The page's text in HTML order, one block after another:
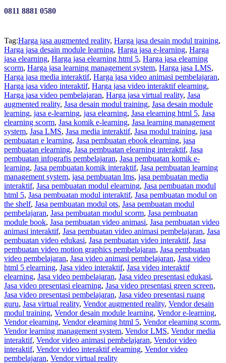
0811 8881 0580
Tag:Harga jasa augmented reality, Harga jasa desain modul training,
Harga jasa desain module learning, Harga jasa e-learning, Harga
jasa elearning, Harga jasa elearning html 5, Harga jasa elearning
scorm, Harga jasa learning management system, Harga jasa LMS,
Harga jasa media interaktif, Harga jasa video animasi pembelajaran,
Harga jasa video interaktif, Harga jasa video interaktif elearning,
Harga jasa video pembelajaran, Harga jasa virtual reality, Jasa
augmented reality, Jasa desain modul training, Jasa desain module
learning, jasa e-learning, jasa elearning, Jasa elearning html 5, Jasa
elearning scorm, Jasa komik e-learning, Jasa learning management
system, Jasa LMS, Jasa media interaktif, Jasa modul training, jasa
pembuatan e learning, Jasa pembuatan ebook elearning, jasa
pembuatan elearning, Jasa pembuatan elearning interaktif, Jasa
pembuatan infografis pembelajaran, Jasa pembuatan komik e-
learning, Jasa pembuatan komik interaktif, Jasa pembuatan learning
management system, jasa pembuatan lms, jasa pembuatan media
interaktif, Jasa pembuatan modul elearning, Jasa pembuatan modul
html 5, Jasa pembuatan modul interaktif, Jasa pembuatan modul on
the shelf, Jasa pembuatan modul ots, Jasa pembuatan modul
pembelajaran, Jasa pembuatan modul scorm, Jasa pembuatan
module book, Jasa pembuatan video animasi, Jasa pembuatan video
animasi interaktif, Jasa pembuatan video animasi pembelajaran, Jasa
pembuatan video edukasi, Jasa pembuatan video interaktif, Jasa
pembuatan video motion graphics pembelajaran, Jasa pembuatan
video pembelajaran, Jasa video animasi pembelajaran, Jasa video
html 5 elearning, Jasa video interaktif, Jasa video interaktif
elearning, Jasa video pembelajaran, Jasa video presentasi edukasi,
Jasa video presentasi elearning, Jasa video presentasi green screen,
Jasa video presentasi pembelajaran, Jasa video presentasi ruang
guru, Jasa virtual reality, Vendor augmented reality, Vendor desain
modul training, Vendor desain module learning, Vendor e-learning,
Vendor elearning, Vendor elearning html 5, Vendor elearning scorm,
Vendor learning management system, Vendor LMS, Vendor media
interaktif, Vendor video animasi pembelajaran, Vendor video
interaktif, Vendor video interaktif elearning, Vendor video
pembelajaran, Vendor virtual reality